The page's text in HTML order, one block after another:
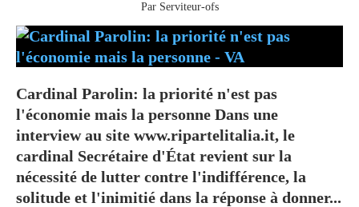
Par Serviteur-ofs
Cardinal Parolin: la priorité n'est pas
l'économie mais la personne Dans une
interview au site www.ripartelitalia.it, le
cardinal Secrétaire d'État revient sur la
nécessité de lutter contre l'indifférence, la
solitude et l'inimitié dans la réponse à donner...